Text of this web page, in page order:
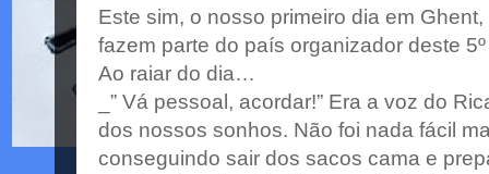
Este sim, o nosso primeiro dia em
fazem parte do país organizador deste
Ao raiar do dia…
_” Vá pessoal, acordar!” Era a voz do
dos nossos sonhos. Não foi nada fácil
conseguindo sair dos sacos cama e